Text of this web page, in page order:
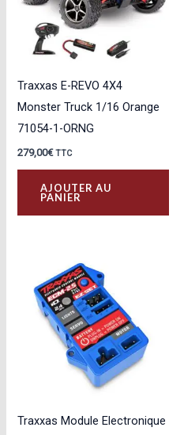
Traxxas E-REVO 4X4
Monster Truck 1/16 Orange
71054-1-ORNG
279,00€ TTC
AJOUTER AU
PANIER
Traxxas Module Electronique